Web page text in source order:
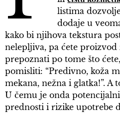
listima
dodaje u
kako bi njihova tekstura
nelepljiva, pa ćete proizvod
prepoznati po tome što
pomisliti: “Predivno, koža
mekana, nežna i glatka!”. A
U čemu je onda
prednosti i rizike upotrebe